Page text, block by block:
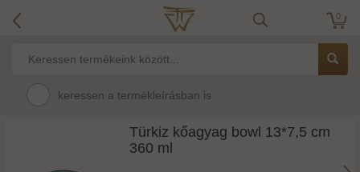
0
keressen a termékleírásban is
Türkiz kőagyag bowl 13*7,5 cm
360 ml